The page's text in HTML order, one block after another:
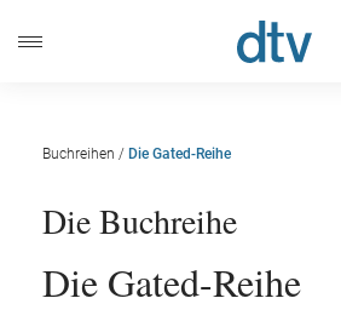
Buchreihen / Die Gated-Reihe
Die Buchreihe
Die Gated-Reihe